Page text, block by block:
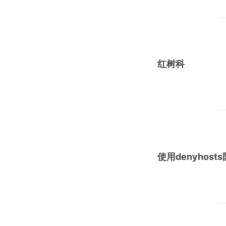
红树科
使用denyhosts